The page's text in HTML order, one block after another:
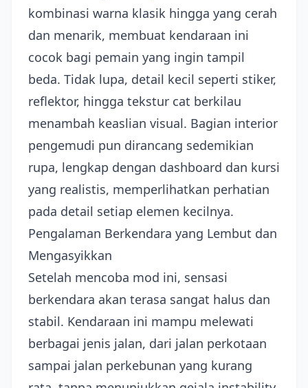
kombinasi warna klasik hingga yang cerah
dan menarik, membuat kendaraan ini
cocok bagi pemain yang ingin tampil
beda. Tidak lupa, detail kecil seperti stiker,
reflektor, hingga tekstur cat berkilau
menambah keaslian visual. Bagian interior
pengemudi pun dirancang sedemikian
rupa, lengkap dengan dashboard dan kursi
yang realistis, memperlihatkan perhatian
pada detail setiap elemen kecilnya.
Pengalaman Berkendara yang Lembut dan
Mengasyikkan
Setelah mencoba mod ini, sensasi
berkendara akan terasa sangat halus dan
stabil. Kendaraan ini mampu melewati
berbagai jenis jalan, dari jalan perkotaan
sampai jalan perkebunan yang kurang